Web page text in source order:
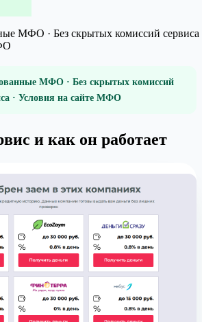
МФО · Без скрытых комиссий сервиса
МФО · Без скрытых комиссий
· Условия на сайте МФО
и как он работает